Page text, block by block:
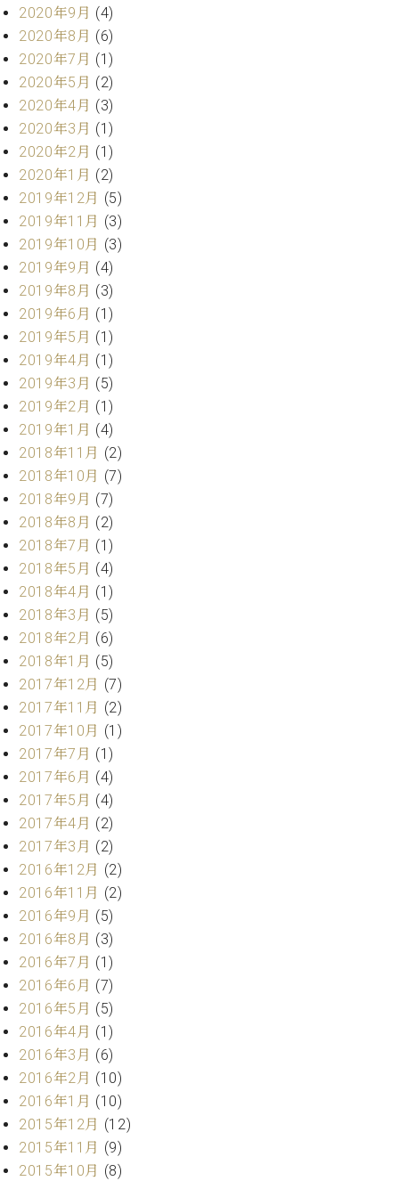
C.BECHSTEIN
Digital(ベ
ヒ
シ
ュ
タ
イ
ン
デ
ジ
タ
ル)
ピア
ノ特
選中
古】
イ
ン
ト
情
報
八
王
工
房
ブ
ロ
グ
ク
セ
ス
お
問
い
わ
せ
ー
テ
ィ
ス
ト
カ
ス
タ
マ
ー
サ
ー
ス
(
調
律
)
ア
フ
タ
ー
サ
ビ
ス
(調
律)
2020年9月 (4)
2020年8月 (6)
2020年7月 (1)
2020年5月 (2)
2020年4月 (3)
2020年3月 (1)
2020年2月 (1)
2020年1月 (2)
2019年12月 (5)
2019年11月 (3)
2019年10月 (3)
2019年9月 (4)
2019年8月 (3)
2019年6月 (1)
2019年5月 (1)
2019年4月 (1)
2019年3月 (5)
2019年2月 (1)
2019年1月 (4)
2018年11月 (2)
2018年10月 (7)
2018年9月 (7)
2018年8月 (2)
2018年7月 (1)
2018年5月 (4)
2018年4月 (1)
2018年3月 (5)
2018年2月 (6)
2018年1月 (5)
2017年12月 (7)
2017年11月 (2)
2017年10月 (1)
2017年7月 (1)
2017年6月 (4)
2017年5月 (4)
2017年4月 (2)
2017年3月 (2)
2016年12月 (2)
2016年11月 (2)
2016年9月 (5)
2016年8月 (3)
2016年7月 (1)
2016年6月 (7)
2016年5月 (5)
2016年4月 (1)
2016年3月 (6)
2016年2月 (10)
2016年1月 (10)
2015年12月 (12)
2015年11月 (9)
2015年10月 (8)